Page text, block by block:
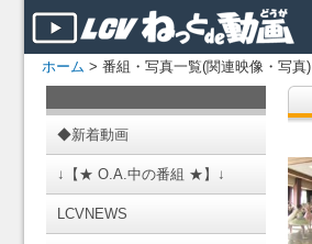
ホーム > 番組・写真一覧(関連映像・写真)
◆新着動画
↓【★ O.A.中の番組 ★】↓
LCVNEWS